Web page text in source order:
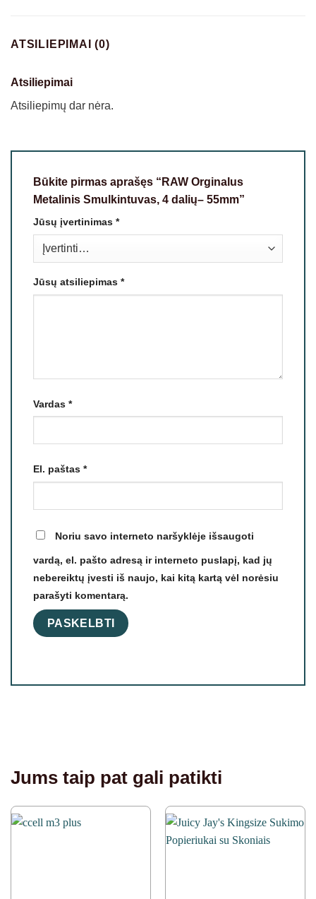
ATSILIEPIMAI (0)
Atsiliepimai
Atsiliepimų dar nėra.
Būkite pirmas aprašęs “RAW Orginalus
Metalinis Smulkintuvas, 4 dalių– 55mm”
Jūsų įvertinimas *
Jūsų atsiliepimas *
Vardas *
El. paštas *
Noriu savo interneto naršyklėje išsaugoti
vardą, el. pašto adresą ir interneto puslapį, kad jų
nebereiktų įvesti iš naujo, kai kitą kartą vėl norėsiu
parašyti komentarą.
Jums taip pat gali patikti